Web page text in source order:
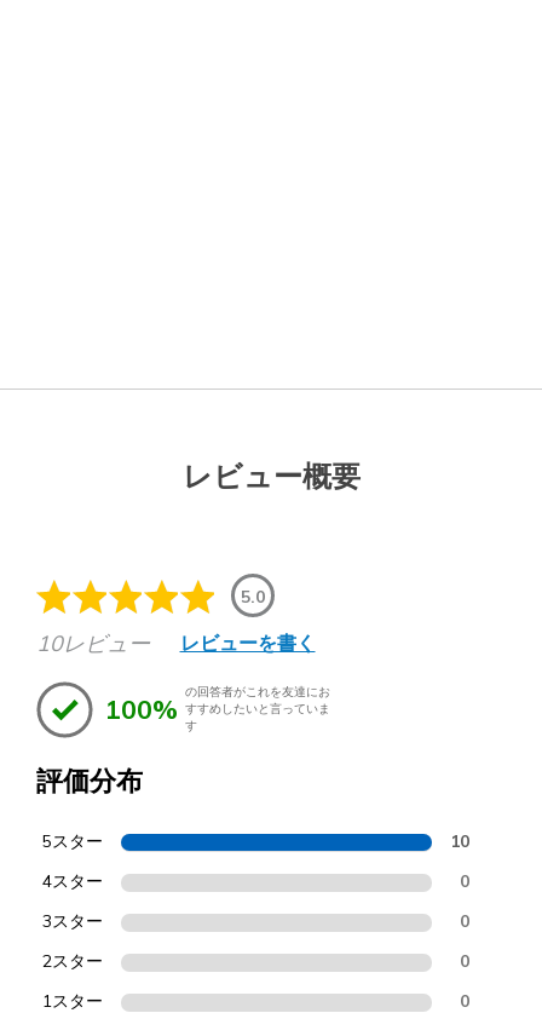
レビュー概要
5.0
10レビュー レビューを書く
100% の回答者がこれを友達にお
すすめしたいと言っていま
す
評価分布
5スター 10
4スター 0
3スター 0
2スター 0
1スター 0